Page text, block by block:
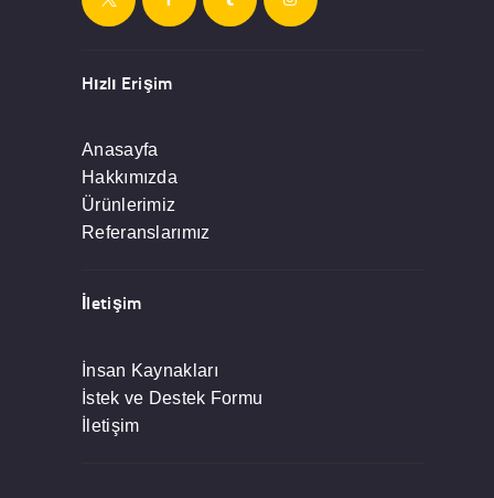
Hızlı Erişim
Anasayfa
Hakkımızda
Ürünlerimiz
Referanslarımız
İletişim
İnsan Kaynakları
İstek ve Destek Formu
İletişim